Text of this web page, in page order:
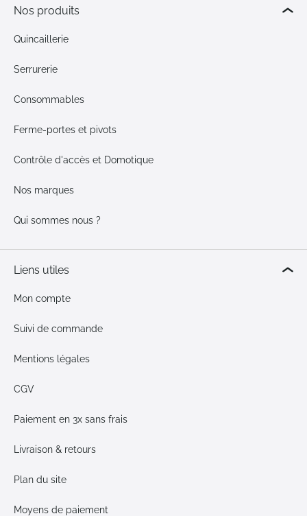
Nos produits
Quincaillerie
Serrurerie
Consommables
Ferme-portes et pivots
Contrôle d'accès et Domotique
Nos marques
Qui sommes nous ?
Liens utiles
Mon compte
Suivi de commande
Mentions légales
CGV
Paiement en 3x sans frais
Livraison & retours
Plan du site
Moyens de paiement